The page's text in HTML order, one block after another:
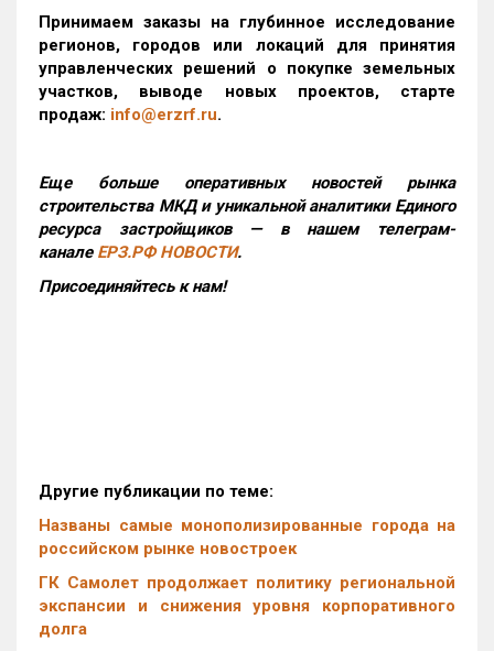
Принимаем заказы на глубинное исследование
регионов, городов или локаций для принятия
управленческих решений о покупке земельных
участков, выводе новых проектов, старте
продаж: info@erzrf.ru.
Еще больше оперативных новостей рынка
строительства МКД и уникальной аналитики Единого
ресурса застройщиков — в нашем телеграм-
канале ЕРЗ.РФ НОВОСТИ.
Присоединяйтесь к нам!
Другие публикации по теме:
Названы самые монополизированные города на
российском рынке новостроек
ГК Самолет продолжает политику региональной
экспансии и снижения уровня корпоративного
долга